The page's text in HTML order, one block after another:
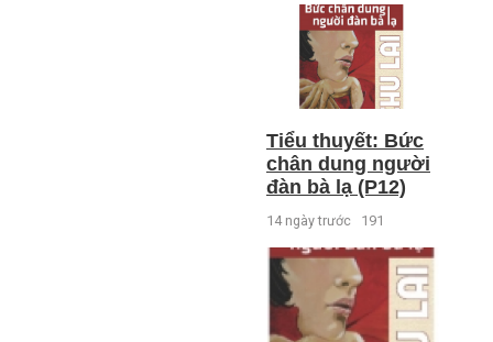
Tiểu thuyết: Bức
chân dung người
đàn bà lạ (P12)
14 ngày trước 191